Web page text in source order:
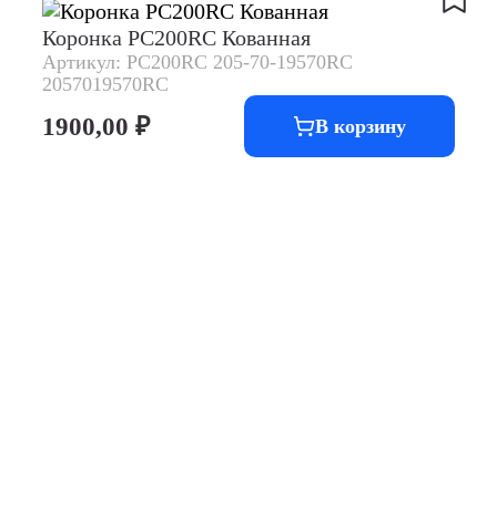
Коронка PC200RC Кованная
Артикул: PC200RC 205-70-19570RC
2057019570RC
1900,00₽ В корзину